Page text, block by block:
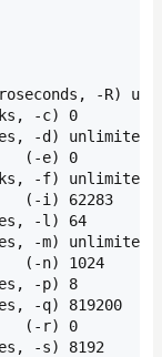
-R)
-c) 0
-d) unlimited
(-e) 0
-f) unlimited
(-i) 62283
-l) 64
-m) unlimited
n) 1024
-p) 8
-q) 819200
(-r) 0
-s) 8192